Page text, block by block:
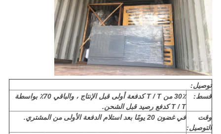
توصيل:
قسط:
30٪ من T / T كدفعة أولى قبل الإنتاج ، والباقي 70٪ بواسطة
T / T كدفع رصيد قبل الشحن.
وقت
التوصيل:
في غضون 20 يومًا بعد استلام الدفعة الأولى من المشتري.